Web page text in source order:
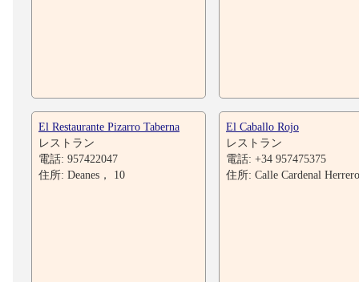
El Restaurante Pizarro Taberna
レストラン
電話: 957422047
住所: Deanes， 10
El Caballo Rojo
レストラン
電話: +34 957475375
住所: Calle Cardenal